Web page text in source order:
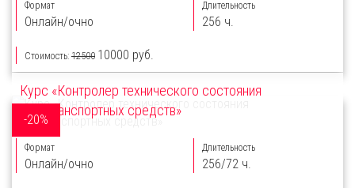
Формат
Онлайн/очно
Длительность
256 ч.
Стоимость: 12500 10000 руб.
Курс «Контролер технического состояния
автотранспортных средств»
-20%
Формат
Онлайн/очно
Длительность
256/72 ч.